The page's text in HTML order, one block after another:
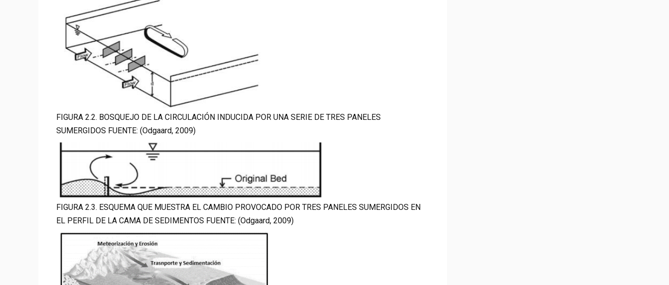
FIGURA 2.2. BOSQUEJO DE LA CIRCULACIÓN INDUCIDA POR UNA SERIE DE TRES PANELES
SUMERGIDOS FUENTE: (Odgaard, 2009)
FIGURA 2.3. ESQUEMA QUE MUESTRA EL CAMBIO PROVOCADO POR TRES PANELES SUMERGIDOS EN
EL PERFIL DE LA CAMA DE SEDIMENTOS FUENTE: (Odgaard, 2009)